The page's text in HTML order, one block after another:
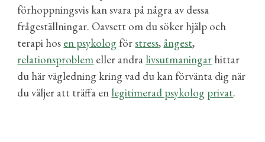
förhoppningsvis kan svara på några av dessa
frågeställningar. Oavsett om du söker hjälp och
terapi hos en psykolog förstress, ångest,
relationsproblem eller andra livsutmaningar hittar
du här vägledning kring vad du kan förvänta dig när
du väljer att träffa en legitimerad psykolog privat.